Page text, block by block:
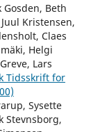
Gosden, Beth
Kristensen,
Claes
Helgi
Lars
Tidsskrift for
Sysette
Stevnsborg,